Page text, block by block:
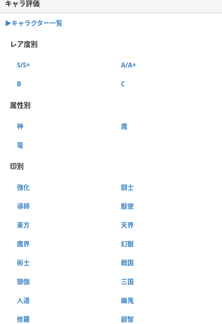
キャラ評価
▶︎キャラクター一覧
レア度別
S/S+ A/A+
B C
属性別
神 魔
竜
印別
強化 闘士
導師 獣使
東方 天界
魔界 幻獣
術士 戦国
御伽 三国
人道 幽鬼
修羅 叡智